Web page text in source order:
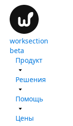
worksection
beta
Продукт
Решения
Помощь
Цены